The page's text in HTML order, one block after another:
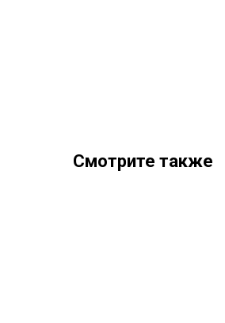
Смотрите также